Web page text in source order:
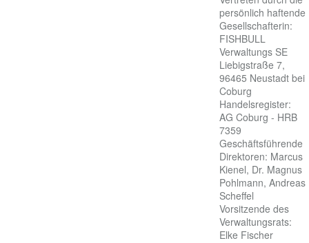
persönlich haftende
Gesellschafterin:
FISHBULL
Verwaltungs SE
Liebigstraße 7,
96465 Neustadt bei
Coburg
Handelsregister:
AG Coburg - HRB
7359
Geschäftsführende
Direktoren: Marcus
Kienel, Dr. Magnus
Pohlmann, Andreas
Scheffel
Vorsitzende des
Verwaltungsrats:
Elke Fischer